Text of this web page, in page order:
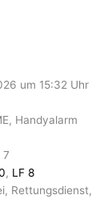
um 15:32 Uhr
Handyalarm
7
, LF 8
Rettungsdienst,